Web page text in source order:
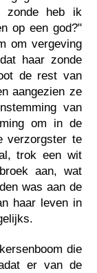
zonde heb ik
op een god?"
om vergeving
haar zonde
de rest van
aangezien ze
van
om in de
verzorgster te
trok een wit
aan, wat
was aan de
haar leven in
die
er van de